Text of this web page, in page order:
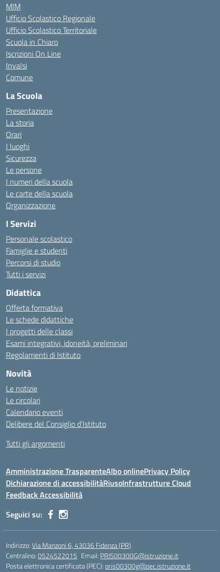
MIM
Ufficio Scolastico Regionale
Ufficio Scolastico Territoriale
Scuola in Chiaro
Iscrizioni On Line
Invalsi
Comune
La Scuola
Presentazione
La storia
Orari
I luoghi
Sicurezza
Le persone
I numeri della scuola
Le carte della scuola
Organizzazione
I Servizi
Personale scolastico
Famiglie e studenti
Percorsi di studio
Tutti i servizi
Didattica
Offerta formativa
Le schede didattiche
I progetti delle classi
Esami integrativi, idoneità, preliminari
Regolamenti di Istituto
Novità
Le notizie
Le circolari
Calendario eventi
Delibere del Consiglio d’Istituto
Tutti gli argomenti
Amministrazione TrasparenteAlbo onlinePrivacy Policy
Dichiarazione di accessibilitàRiusoInfrastrutture Cloud
Feedback Accessibilità
Seguici su:
Indirizzo:Via Manzoni 6, 43036 Fidenza (PR)
Centralino:0524522015 Email: PRIS00300G@istruzione.it
Posta elettronica certificata (PEC): pris00300g@pec.istruzione.it